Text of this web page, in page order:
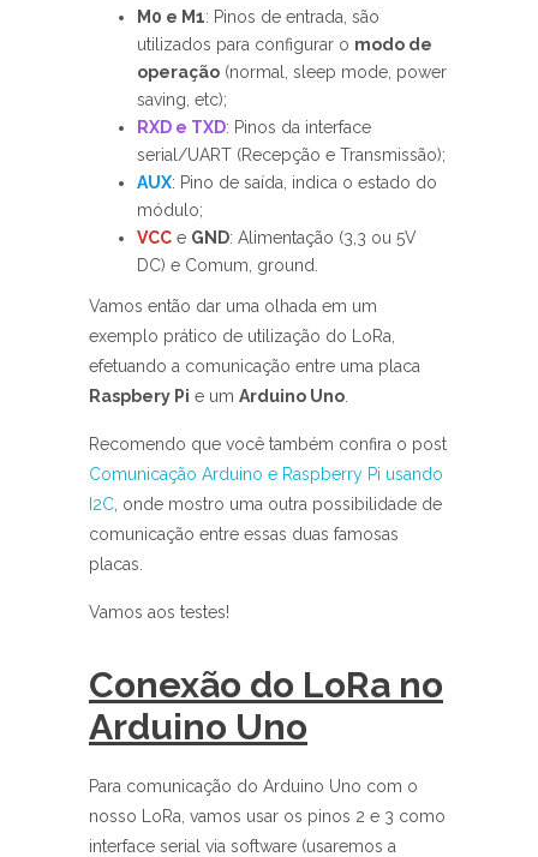
M0 e M1: Pinos de entrada, são
utilizados para configurar o modo de
operação (normal, sleep mode, power
saving, etc);
RXD e TXD: Pinos da interface
serial/UART (Recepção e Transmissão);
AUX: Pino de saída, indica o estado do
módulo;
VCC e GND: Alimentação (3,3 ou 5V
DC) e Comum, ground.
Vamos então dar uma olhada em um
exemplo prático de utilização do LoRa,
efetuando a comunicação entre uma placa
Raspbery Pi e um Arduino Uno
Recomendo que você também confira o post
Comunicação Arduino e Raspberry Pi usando
I2C , onde mostro uma outra possibilidade de
comunicação entre essas duas famosas
placas.
Vamos aos testes!
Conexão do LoRa no
Arduino Uno
Para comunicação do Arduino Uno com o
nosso LoRa, vamos usar os pinos 2 e 3 como
interface serial via software (usaremos a